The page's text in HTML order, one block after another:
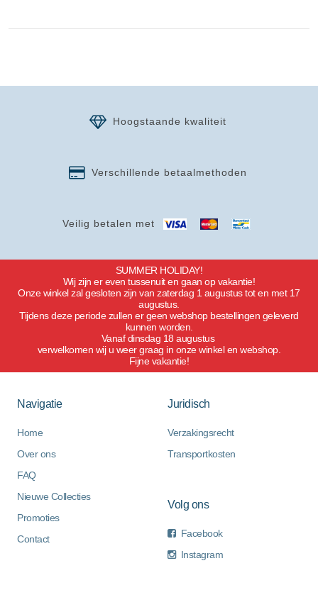
Veilig betalen met
Verschillende betaalmethoden
Hoogstaande kwaliteit
SUMMER HOLIDAY!
Wij zijn er even tussenuit en gaan op vakantie!
Onze winkel zal gesloten zijn van zaterdag 1 augustus tot en met 17
augustus.
Tijdens deze periode zullen er geen webshop bestellingen geleverd
kunnen worden.
Vanaf dinsdag 18 augustus
verwelkomen wij u weer graag in onze winkel en webshop.
Fijne vakantie!
Navigatie
Home
Over ons
FAQ
Nieuwe Collecties
Promoties
Contact
Juridisch
Verzakingsrecht
Transportkosten
Volg ons
Facebook
Instagram